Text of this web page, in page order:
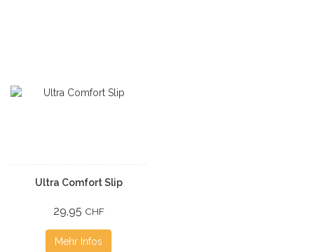
Ultra Comfort Slip
29,95 CHF
Mehr Infos